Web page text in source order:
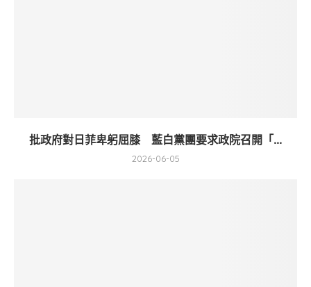
批政府對日菲卑躬屈膝 藍白黨團要求政院召開「...
2026-06-05